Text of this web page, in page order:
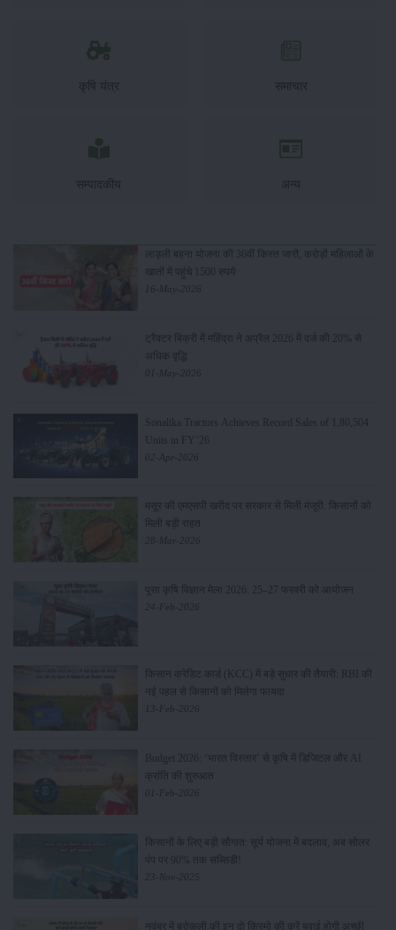
कृषि यंत्र समाचार
सम्पादकीय अन्य
लाड़ली बहना योजना की 36वीं किस्त जारी, करोड़ों महिलाओं के
खातों में पहुंचे 1500 रुपये
16-May-2026
ट्रैक्टर बिक्री में महिंद्रा ने अप्रैल 2026 में दर्ज की 20% से
अधिक वृद्धि
01-May-2026
Sonalika Tractors Achieves Record Sales of 1,80,504
Units in FY’26
02-Apr-2026
मसूर की एमएसपी खरीद पर सरकार से मिली मंजूरी: किसानों को
मिली बड़ी राहत
28-Mar-2026
पूसा कृषि विज्ञान मेला 2026: 25–27 फरवरी को आयोजन
24-Feb-2026
किसान क्रेडिट कार्ड (KCC) में बड़े सुधार की तैयारी: RBI की
नई पहल से किसानों को मिलेगा फायदा
13-Feb-2026
Budget 2026: ‘भारत विस्तार’ से कृषि में डिजिटल और AI
क्रांति की शुरुआत
01-Feb-2026
किसानों के लिए बड़ी सौगात: सूर्य योजना में बदलाव, अब सोलर
पंप पर 90% तक सब्सिडी!
23-Nov-2025
नवंबर में ब्रोकली की इन दो किस्मो की करें बुवाई होगी अच्छी